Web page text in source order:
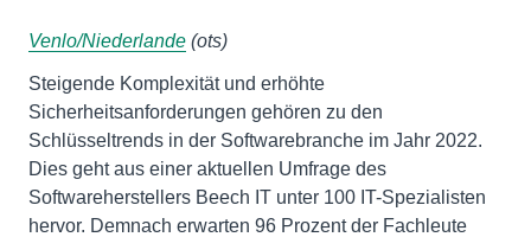
Venlo/Niederlande (ots)
Steigende Komplexität und erhöhte
Sicherheitsanforderungen gehören zu den
Schlüsseltrends in der Softwarebranche im Jahr 2022.
Dies geht aus einer aktuellen Umfrage des
Softwareherstellers Beech IT unter 100 IT-Spezialisten
hervor. Demnach erwarten 96 Prozent der Fachleute